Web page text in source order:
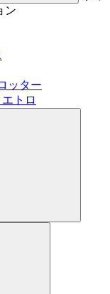
ン
ッター
トロ